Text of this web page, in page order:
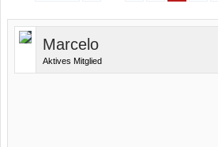
Marcelo
Aktives Mitglied